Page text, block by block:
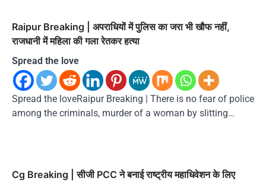
Raipur Breaking | अपराधियों में पुलिस का जरा भी खौफ नहीं,
राजधानी में महिला की गला रेतकर हत्या
Spread the love
Spread the loveRaipur Breaking | There is no fear of police
among the criminals, murder of a woman by slitting…
Cg Breaking | सीजी PCC ने बनाई राष्ट्रीय महाधिवेशन के लिए